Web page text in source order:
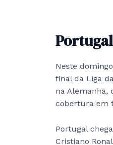
Neste
final da Liga
na Alemanha,
cobertura em
Portugal
Cristiano